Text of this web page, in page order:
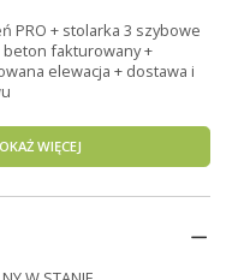
PRO + stolarka 3 szybowe
beton fakturowany +
elewacja + dostawa i
WIĘCEJ